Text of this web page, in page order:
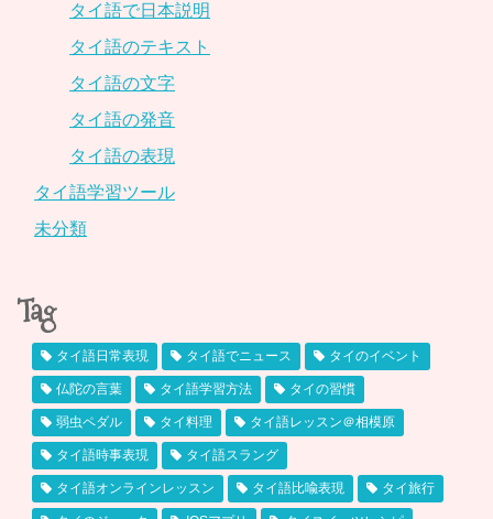
タイ語で日本説明
タイ語のテキスト
タイ語の文字
タイ語の発音
タイ語の表現
タイ語学習ツール
未分類
Tag
タイ語日常表現 タイ語でニュース タイのイベント
仏陀の言葉 タイ語学習方法 タイの習慣
弱虫ペダル タイ料理 タイ語レッスン＠相模原
タイ語時事表現 タイ語スラング
タイ語オンラインレッスン タイ語比喩表現 タイ旅行